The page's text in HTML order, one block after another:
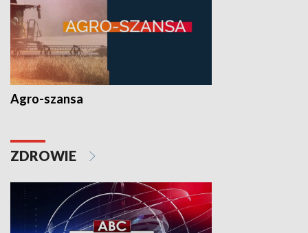
Agro-szansa
ZDROWIE